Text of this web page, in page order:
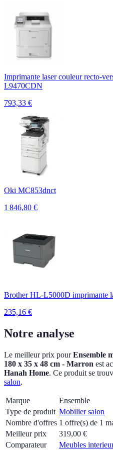
Imprimante laser couleur recto-
L9470CDN
793,33 €
Oki MC853dnct
1 846,80 €
Brother HL-L5000D imprimante
235,16 €
Notre analyse
Le meilleur prix pourEnsemble
180 x 35 x 48 cm - Marron est
Hanah Home. Ce produit se
salon.
Marque
Ensemble
Type de produit Mobilier salon
Nombre d'offres 1 offre(s) de 1
Meilleur prix
319,00 €
Comparateur
Meubles